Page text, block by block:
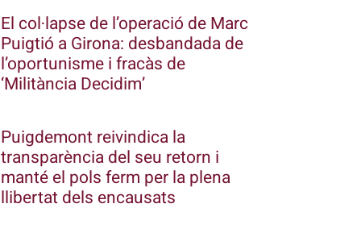
El col·lapse de l’operació de Marc
Puigtió a Girona: desbandada de
l’oportunisme i fracàs de
‘Militància Decidim’
Puigdemont reivindica la
transparència del seu retorn i
manté el pols ferm per la plena
llibertat dels encausats